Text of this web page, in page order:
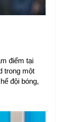
điểm tại
trong một
đội bóng,